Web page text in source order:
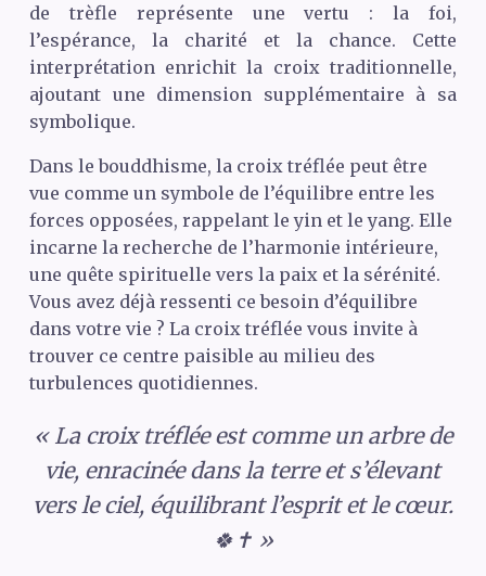
de trèfle représente une vertu : la foi,
l’espérance, la charité et la chance. Cette
interprétation enrichit la croix traditionnelle,
ajoutant une dimension supplémentaire à sa
symbolique.
Dans le bouddhisme, la croix tréflée peut être
vue comme un symbole de l’équilibre entre les
forces opposées, rappelant le yin et le yang. Elle
incarne la recherche de l’harmonie intérieure,
une quête spirituelle vers la paix et la sérénité.
Vous avez déjà ressenti ce besoin d’équilibre
dans votre vie ? La croix tréflée vous invite à
trouver ce centre paisible au milieu des
turbulences quotidiennes.
« La croix tréflée est comme un arbre de
vie, enracinée dans la terre et s’élevant
vers le ciel, équilibrant l’esprit et le cœur.
🍀✝️ »